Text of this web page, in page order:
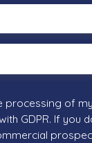
processing of
GDPR. If you